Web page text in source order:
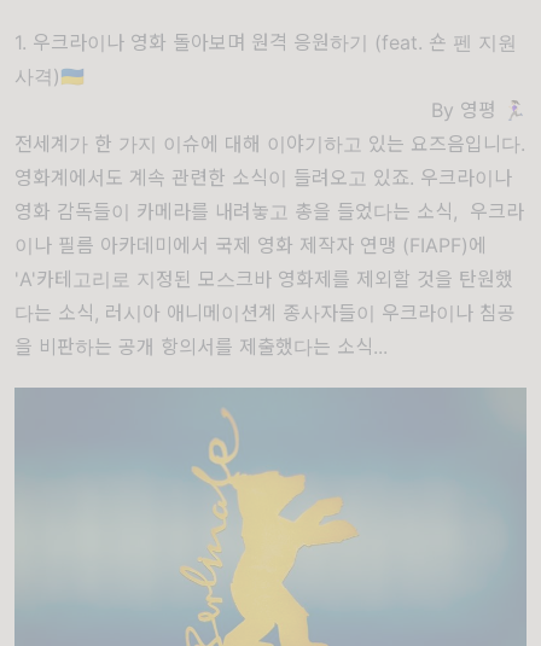
1. 우크라이나 영화 돌아보며 원격 응원하기 (feat. 숀 펜 지원
사격)🇺🇦
By 영평 🏃🏻‍♀️
전세계가 한 가지 이슈에 대해 이야기하고 있는 요즈음입니다.
영화계에서도 계속 관련한 소식이 들려오고 있죠. 우크라이나
영화 감독들이 카메라를 내려놓고 총을 들었다는 소식, 우크라
이나 필름 아카데미에서 국제 영화 제작자 연맹 (FIAPF)에
'A'카테고리로 지정된 모스크바 영화제를 제외할 것을 탄원했
다는 소식, 러시아 애니메이션계 종사자들이 우크라이나 침공
을 비판하는 공개 항의서를 제출했다는 소식...